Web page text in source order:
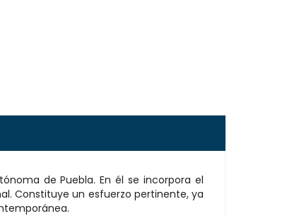
de Puebla. En él se incorpora el
Constituye un esfuerzo pertinente, ya